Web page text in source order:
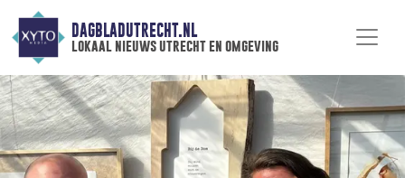
DAGBLADUTRECHT.NL
lokaal nieuws utrecht en omgeving